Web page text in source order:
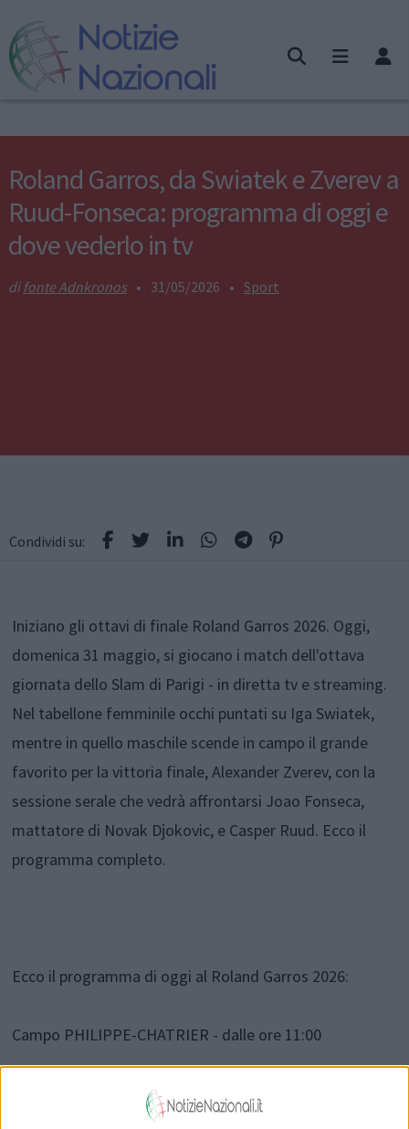
Roland Garros, da Swiatek e Zverev a
Ruud-Fonseca: programma di oggi e
dove vederlo in tv
fonte Adnkronos • 31/05/2026 • Sport
Condividi su:
Iniziano gli ottavi di finale Roland Garros 2026. Oggi,
domenica 31 maggio, si giocano i match dell'ottava
giornata dello Slam di Parigi - in diretta tv e streaming.
Nel tabellone femminile occhi puntati su Iga Swiatek,
mentre in quello maschile scende in campo il grande
favorito per la vittoria finale, Alexander Zverev, con la
sessione serale che vedrà affrontarsi Joao Fonseca,
mattatore di Novak Djokovic, e Casper Ruud. Ecco il
programma completo.
Ecco il programma di oggi al Roland Garros 2026:
Campo PHILIPPE-CHATRIER - dalle ore 11:00
Marta KOSTYUK (UKR) [15] - Iga SWIATEK (POL) [3]